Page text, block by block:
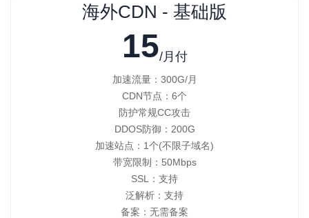
海外CDN - 基础版
15/月付
加速流量：300G/月
CDN节点：6个
防护常规CC攻击
DDOS防御：200G
加速站点：1个(不限子域名)
带宽限制：50Mbps
SSL：支持
泛解析：支持
备案：无需备案